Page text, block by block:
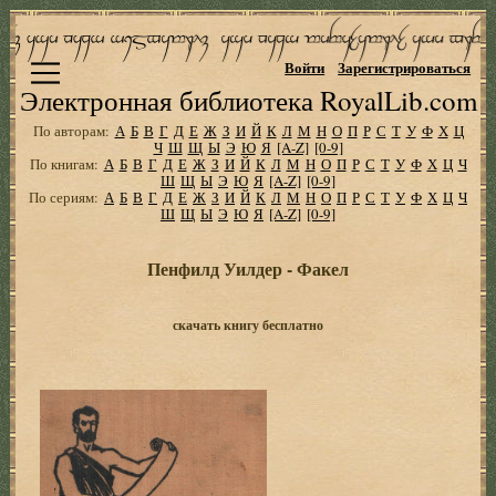
Электронная библиотека RoyalLib.com
Войти Зарегистрироваться
По авторам: А Б В Г Д Е Ж З И Й К Л М Н О П Р С Т У Ф Х Ц
Ч Ш Щ Ы Э Ю Я [A-Z] [0-9]
По книгам: А Б В Г Д Е Ж З И Й К Л М Н О П Р С Т У Ф Х Ц Ч
Ш Щ Ы Э Ю Я [A-Z] [0-9]
По сериям: А Б В Г Д Е Ж З И Й К Л М Н О П Р С Т У Ф Х Ц Ч
Ш Щ Ы Э Ю Я [A-Z] [0-9]
Пенфилд Уилдер - Факел
скачать книгу бесплатно